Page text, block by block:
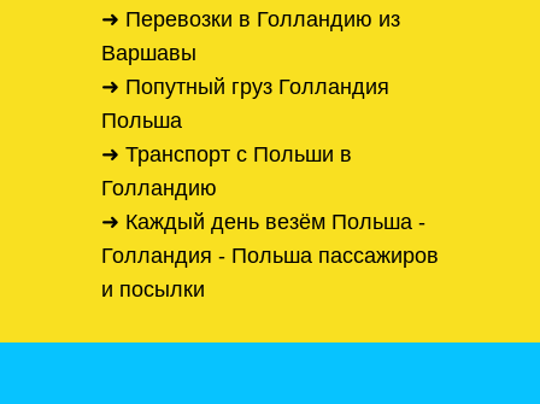
➜ Перевозки в Голландию из
Варшавы
➜ Попутный груз Голландия
Польша
➜ Транспорт с Польши в
Голландию
➜ Каждый день везём Польша -
Голландия - Польша пассажиров
и посылки